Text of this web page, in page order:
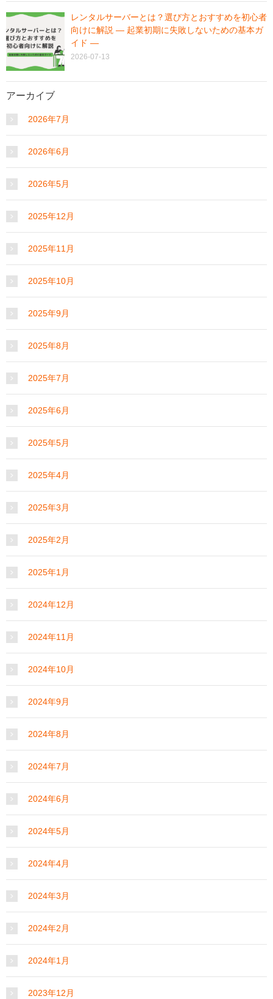
レンタルサーバーとは？選び方とおすすめを初心者
向けに解説 ― 起業初期に失敗しないための基本ガ
イド ―
2026-07-13
アーカイブ
2026年7月
2026年6月
2026年5月
2025年12月
2025年11月
2025年10月
2025年9月
2025年8月
2025年7月
2025年6月
2025年5月
2025年4月
2025年3月
2025年2月
2025年1月
2024年12月
2024年11月
2024年10月
2024年9月
2024年8月
2024年7月
2024年6月
2024年5月
2024年4月
2024年3月
2024年2月
2024年1月
2023年12月